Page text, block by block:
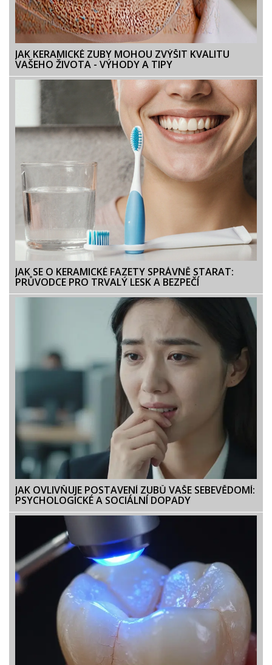
JAK KERAMICKÉ ZUBY MOHOU ZVÝŠIT KVALITU
VAŠEHO ŽIVOTA - VÝHODY A TIPY
JAK SE O KERAMICKÉ FAZETY SPRÁVNĚ STARAT:
PRŮVODCE PRO TRVALÝ LESK A BEZPEČÍ
JAK OVLIVŇUJE POSTAVENÍ ZUBŮ VAŠE SEBEVĚDOMÍ:
PSYCHOLOGICKÉ A SOCIÁLNÍ DOPADY